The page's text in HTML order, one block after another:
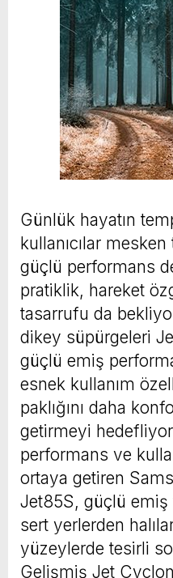
Günlük hayatın
kullanıcılar
güçlü performans
pratiklik, hareket
tasarrufu da
dikey süpürgeleri
güçlü emiş
esnek kullanım
paklığını daha
getirmeyi
performans ve
ortaya getiren
Jet85S, güçlü
sert yerlerden
yüzeylerde tesirli
Gelişmiş Jet